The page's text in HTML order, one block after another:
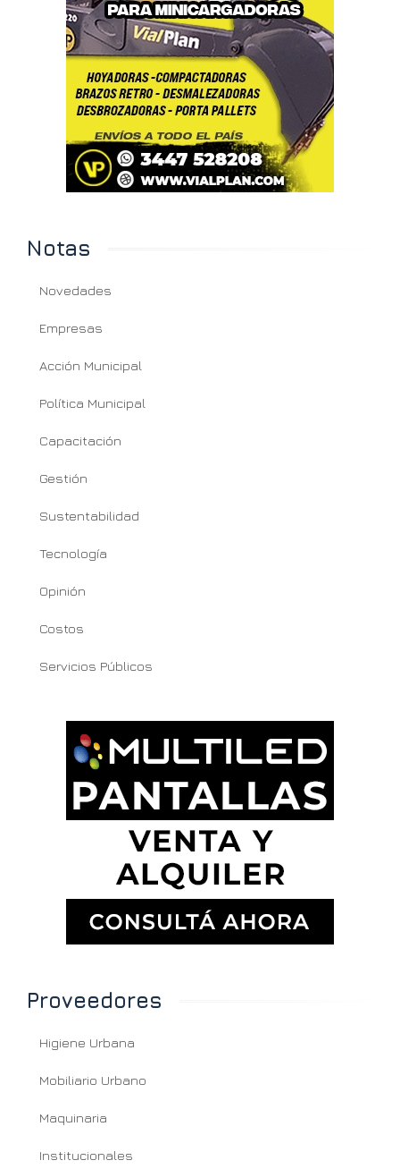
Notas
Novedades
Empresas
Acción Municipal
Política Municipal
Capacitación
Gestión
Sustentabilidad
Tecnología
Opinión
Costos
Servicios Públicos
Proveedores
Higiene Urbana
Mobiliario Urbano
Maquinaria
Institucionales